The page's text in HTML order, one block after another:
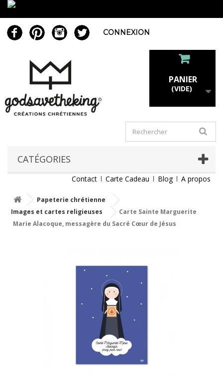
CONNEXION
PANIER
(VIDE)
CATÉGORIES
Contact Carte Cadeau Blog A propos
Papeterie chrétienne
Images et cartes religieuses
Carte Sainte Marguerite
Marie Alacoque, messagère du Sacré Cœur de Jésus